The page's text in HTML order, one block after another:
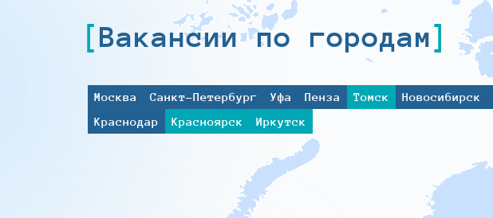
Вакансии по городам
Москва Санкт-Петербург Уфа Пенза Томск Новосибирск
Краснодар
Красноярск Иркутск